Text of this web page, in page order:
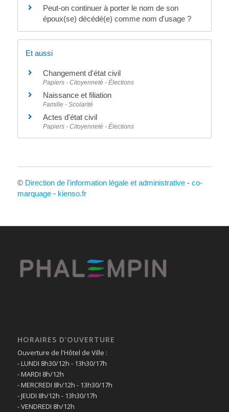
Peut-on continuer à porter le nom de son
époux(se) décédé(e) comme nom d'usage ?
Et aussi
Changement d'état civil
Papiers - Citoyenneté - Élections
Naissance et filiation
Famille - Scolarité
Actes d'état civil
Papiers - Citoyenneté - Élections
© Direction de l'information légale et administrative- co-
marquage- kienso.fr
HORAIRES D’OUVERTURE
Ouverture de l'Hôtel de Ville :
- LUNDI 8h30/12h - 13h30/17h
- MARDI 8h/12h
- MERCREDI 8h/12h - 13h30/17h
- JEUDI 8h/12h - 13h30/17h
- VENDREDI 8h/12h